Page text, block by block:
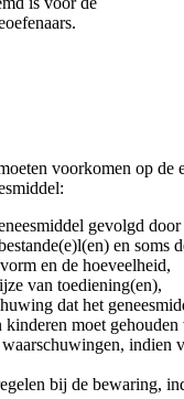
voorkomen op de
gevolgd door
en soms
en de hoeveelheid,
van toediening(en),
dat het
moet gehouden
indien
bij de bewaring,